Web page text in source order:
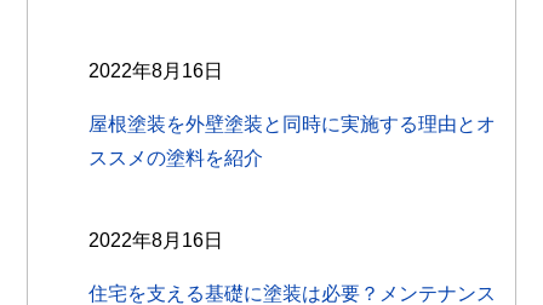
2022年8月16日
屋根塗装を外壁塗装と同時に実施する理由とオ
ススメの塗料を紹介
2022年8月16日
住宅を支える基礎に塗装は必要？メンテナンス